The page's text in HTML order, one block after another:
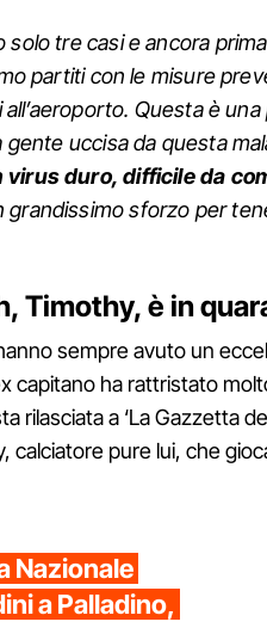
solo tre casi e ancora
partiti con le misure
Questa è
uccisa da questa
virus duro, difficile da
sforzo per
Timothy, è in
sempre avuto un
capitano ha rattristato
rilasciata a ‘La Gazzetta
calciatore pure lui, che
Nazionale
a Palladino,